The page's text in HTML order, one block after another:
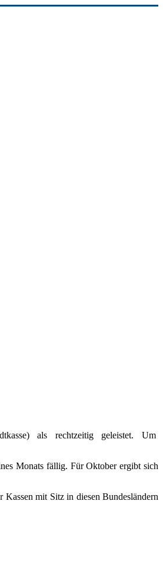
als rechtzeitig geleistet. Um
Monats fällig. Für Oktober ergibt sich
mit Sitz in diesen Bundesländern